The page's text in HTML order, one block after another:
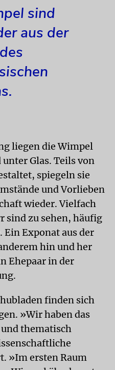
sind
aus der
liegen die Wimpel
Glas. Teils von
spiegeln sie
und Vorlieben
wieder. Vielfach
sind zu sehen, häufig
Ein Exponat aus der
hin und her
Ehepaar in der
finden sich
»Wir haben das
thematisch
»Im ersten Raum